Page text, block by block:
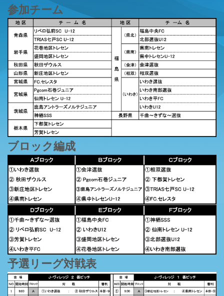
参加チーム
ブロック編成
予選リーグ対戦表